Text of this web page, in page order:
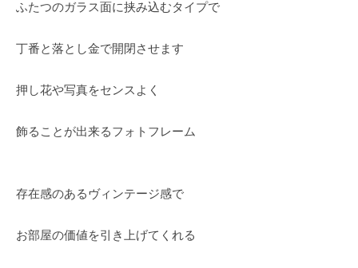
ふたつのガラス面に挟み込むタイプで
丁番と落とし金で開閉させます
押し花や写真をセンスよく
飾ることが出来るフォトフレーム
存在感のあるヴィンテージ感で
お部屋の価値を引き上げてくれる